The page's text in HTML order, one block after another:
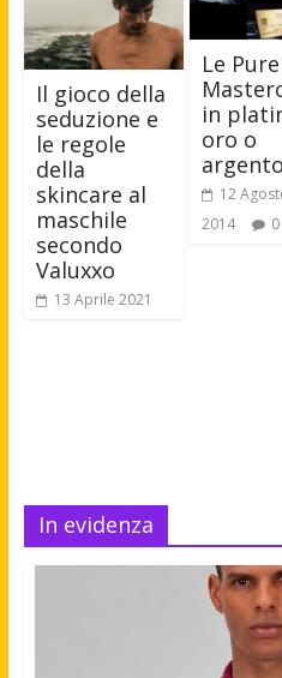
Il gioco della
seduzione e
le regole
della
skincare al
maschile
secondo
Valuxxo
13 Aprile 2021
Le
in
oro o
argento
12
2014
0
In evidenza